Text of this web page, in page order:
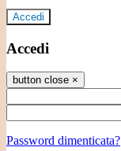
Accedi
Accedi
button close ×
Password dimenticata?